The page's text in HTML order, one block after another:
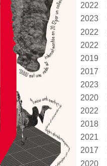
2022
2023
2022
2022
2019
2017
2023
2020
2022
2018
2021
2017
2020